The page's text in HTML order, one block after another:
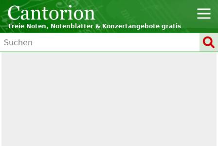
Freie Noten, Notenblätter & Konzertangebote gratis